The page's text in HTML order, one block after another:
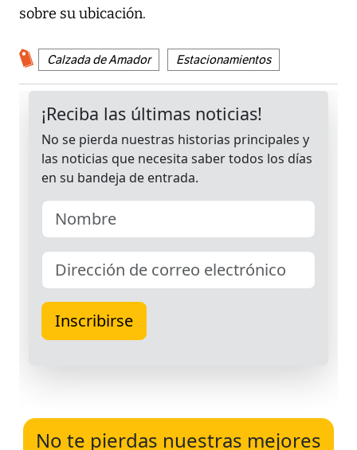
sobre su ubicación.
Calzada de Amador Estacionamientos
No te pierdas nuestras mejores